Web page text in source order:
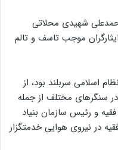
شهیدی محلاتی
موجب تاسف و تالم
اسلامی سربلند بود، از
سنگرهای مختلف از جمله
و رئیس سازمان بنیاد
در نیروی هوایی خدمتگزار